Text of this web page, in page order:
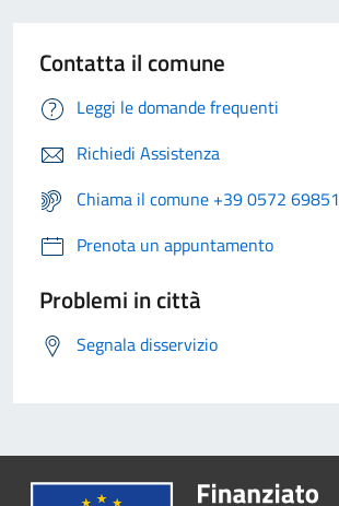
Contatta il comune
Leggi le domande frequenti
Richiedi Assistenza
Chiama il comune +39 0572 69851
Prenota un appuntamento
Problemi in città
Segnala disservizio